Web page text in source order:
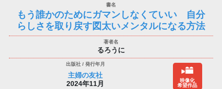
もう誰かのためにガマンしなくていい 自分
らしさを取り戻す図太いメンタルになる方法
るろうに
主婦の友社
2024年11月
映像化
希望作品